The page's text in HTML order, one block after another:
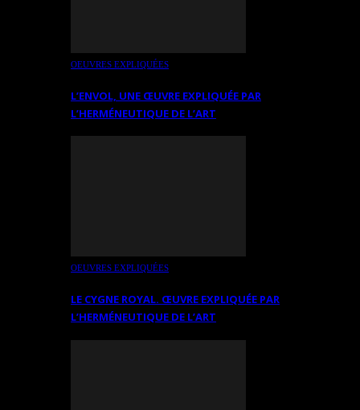
OEUVRES EXPLIQUÉES
L’ENVOL, UNE ŒUVRE EXPLIQUÉE PAR
L’HERMÉNEUTIQUE DE L’ART
OEUVRES EXPLIQUÉES
LE CYGNE ROYAL. ŒUVRE EXPLIQUÉE PAR
L’HERMÉNEUTIQUE DE L’ART